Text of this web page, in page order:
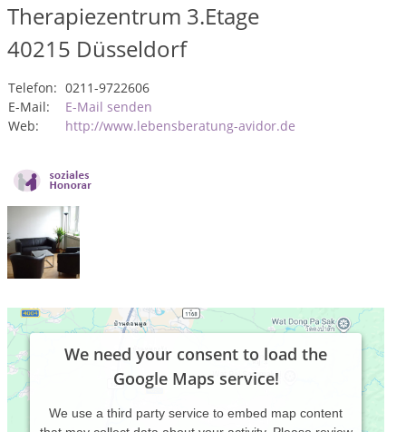
Therapiezentrum 3.Etage
40215 Düsseldorf
Telefon: 0211-9722606
E-Mail:
E-Mail senden
Web:
http://www.lebensberatung-avidor.de
We need your consent to load the
Google Maps service!
We use a third party service to embed map content